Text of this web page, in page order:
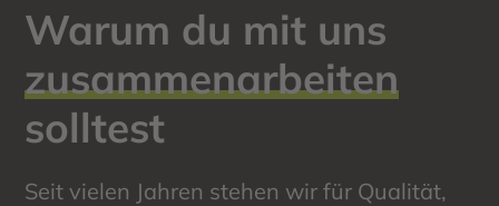
Warum du mit uns
zusammenarbeiten
solltest
Seit vielen Jahren stehen wir für Qualität,